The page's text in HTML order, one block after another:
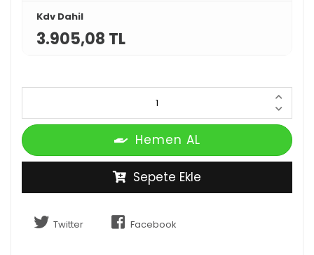
Kdv Dahil
3.905,08 TL
Hemen AL
Sepete Ekle
Twitter Facebook